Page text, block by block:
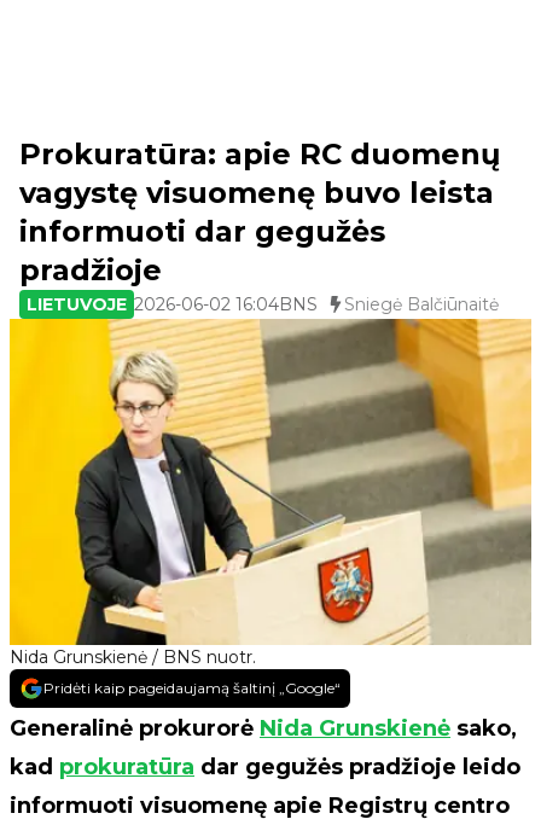
Nida Grunskienė / BNS nuotr.
Prokuratūra: apie RC duomenų
vagystę visuomenę buvo leista
informuoti dar gegužės
pradžioje
LIETUVOJE 2026-06-02 16:04BNS Sniegė Balčiūnaitė
Pridėti kaip pageidaujamą šaltinį „Google“
Generalinė prokurorė Nida Grunskienė sako,
kad prokuratūra dar gegužės pradžioje leido
informuoti visuomenę apie Registrų centro